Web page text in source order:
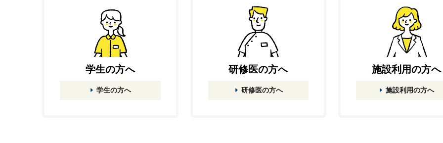
学生の方へ
学生の方へ
研修医の方へ
研修医の方へ
施設利用の方へ
施設利用の方へ